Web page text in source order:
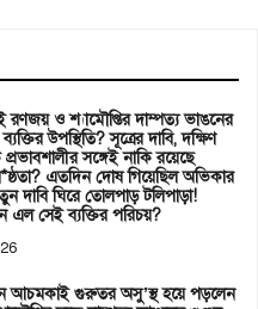
রণজয় ও শ্যামৌপ্তির দাম্পত্য ভাঙনের
উপস্থিতি? সূত্রের দাবি, দক্ষিণ
সঙ্গেই নাকি রয়েছে
এতদিন দোষ গিয়েছিল অভিকার
দাবি ঘিরে তোলপাড় টলিপাড়া!
এল সেই ব্যক্তির পরিচয়?
আচমকাই গুরুতর অসু’স্থ হয়ে পড়লেন